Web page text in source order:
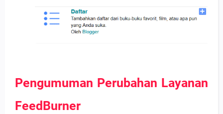
Pengumuman Perubahan Layanan
FeedBurner